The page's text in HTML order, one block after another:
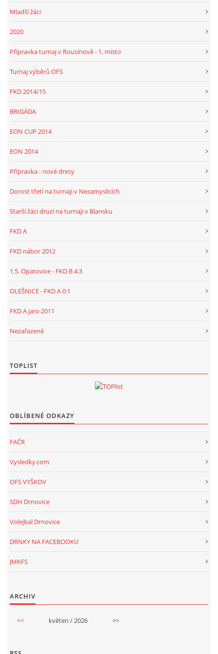
Drnovice 704
Mladší žáci
2020
Přípravka turnaj v Rousínově - 1. místo
Turnaj výběrů OFS
FKD 2014/15
BRIGÁDA
EON CUP 2014
EON 2014
Přípravka - nové dresy
Dorost třetí na turnaji v Nezamyslicích
Starší žáci druzí na turnaji v Blansku
FKD A
FKD nábor 2012
1.5. Opatovice - FKD B 4:3
OLEŠNICE - FKD A 0:1
FKD A jaro 2011
Nezařazené
TOPLIST
OBLÍBENÉ ODKAZY
FAČR
Vysledky.com
OFS VYŠKOV
SDH Drnovice
Volejbal Drnovice
DRNKY NA FACEBOOKU
JMKFS
ARCHIV
<< květen / 2026 >>